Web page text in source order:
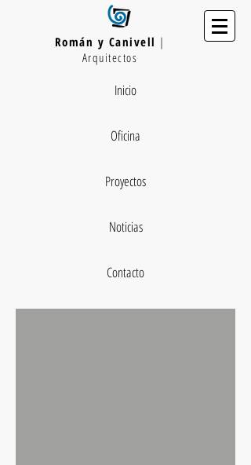
Román y Canivell |
Arquitectos
Inicio
Oficina
Proyectos
Noticias
Contacto